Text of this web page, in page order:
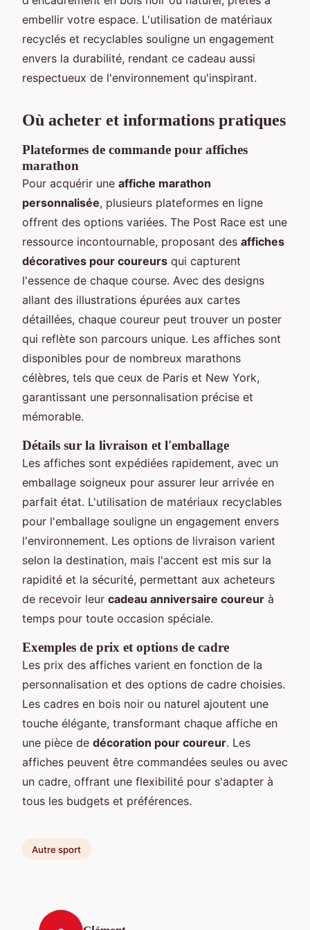
embellir votre espace. L'utilisation de matériaux
recyclés et recyclables souligne un engagement
envers la durabilité, rendant ce cadeau aussi
respectueux de l'environnement qu'inspirant.
Où acheter et informations pratiques
Plateformes de commande pour affiches
marathon
Pour acquérir une affiche marathon
personnalisée, plusieurs plateformes en ligne
offrent des options variées. The Post Race est une
ressource incontournable, proposant des affiches
décoratives pour coureurs qui capturent
l'essence de chaque course. Avec des designs
allant des illustrations épurées aux cartes
détaillées, chaque coureur peut trouver un poster
qui reflète son parcours unique. Les affiches sont
disponibles pour de nombreux marathons
célèbres, tels que ceux de Paris et New York,
garantissant une personnalisation précise et
mémorable.
Détails sur la livraison et l'emballage
Les affiches sont expédiées rapidement, avec un
emballage soigneux pour assurer leur arrivée en
parfait état. L'utilisation de matériaux recyclables
pour l'emballage souligne un engagement envers
l'environnement. Les options de livraison varient
selon la destination, mais l'accent est mis sur la
rapidité et la sécurité, permettant aux acheteurs
de recevoir leur cadeau anniversaire coureur à
temps pour toute occasion spéciale.
Exemples de prix et options de cadre
Les prix des affiches varient en fonction de la
personnalisation et des options de cadre choisies.
Les cadres en bois noir ou naturel ajoutent une
touche élégante, transformant chaque affiche en
une pièce de décoration pour coureur. Les
affiches peuvent être commandées seules ou avec
un cadre, offrant une flexibilité pour s'adapter à
tous les budgets et préférences.
Autre sport